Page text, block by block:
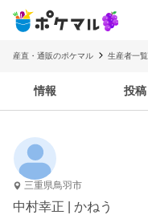
産直・通販のポケマル 生産者一覧
情報 投稿
三重県鳥羽市
中村幸正 | かねう